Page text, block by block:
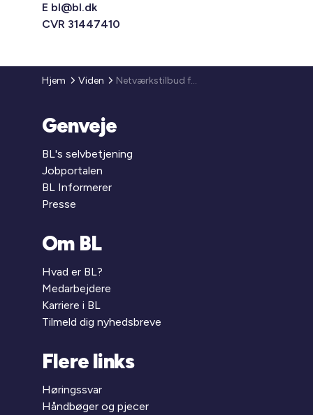
E bl@bl.dk
CVR 31447410
Hjem Viden Netværkstilbud for nøglemedarbejdere i boligorganisationerne
Genveje
BL's selvbetjening
Jobportalen
BL Informerer
Presse
Om BL
Hvad er BL?
Medarbejdere
Karriere i BL
Tilmeld dig nyhedsbreve
Flere links
Høringssvar
Håndbøger og pjecer